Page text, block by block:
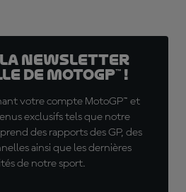
la Newsletter
de MotoGP™ !
votre compte MotoGP™ et
exclusifs tels que notre
des rapports des GP, des
ainsi que les dernières
de notre sport.